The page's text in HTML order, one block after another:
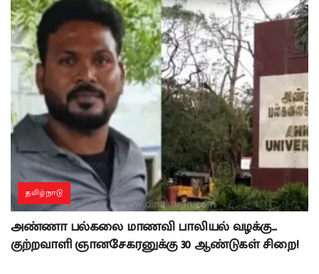
தமிழ்நாடு
அண்ணா பல்கலை மாணவி பாலியல் வழக்கு…
குற்றவாளி ஞானசேகரனுக்கு 30 ஆண்டுகள் சிறை!